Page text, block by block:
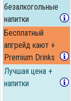
безалкогольные
напитки
Бесплатный
апгрейд кают +
Premium Drinks
Лучшая цена +
напитки